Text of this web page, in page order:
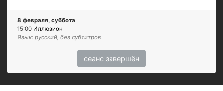
8 февраля, суббота
15:00 Иллюзион
Язык: русский, без субтитров
сеанс завершён